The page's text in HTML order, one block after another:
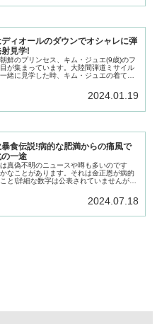
ィオールのダウンでオシャレに弾
見学!
鮮のプリンセス、キム・ジュエ(9歳)のフ
が集まっています。大陸間弾道ミサイル
緒に見学した時、キム・ジュエの着てい
2024.01.19
食伝説!病的な肥満からの痛風で
一途
真偽不明のニュースや噂も多いのです
なことがあります。それは金正恩が病的
と!詳細な数字は公表されていませんが、
2024.07.18